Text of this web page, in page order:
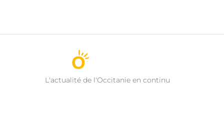
L'actualité de l'Occitanie en continu